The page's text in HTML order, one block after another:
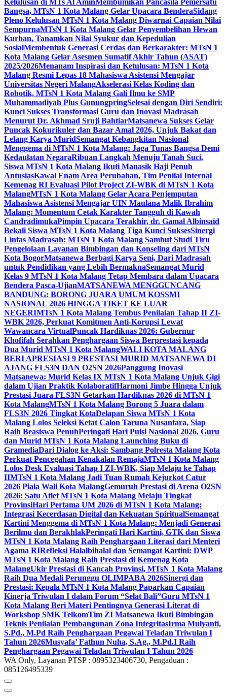
Kelulusan di MTs Al Amin Membumikan Pancasila Pemersatu
Bangsa, MTsN 1 Kota Malang Gelar Upacara BenderaSidang
Pleno Kelulusan MTsN 1 Kota Malang Diwarnai Capaian Nilai
SempurnaMTsN 1 Kota Malang Gelar Penyembelihan Hewan
Kurban, Tanamkan Nilai Syukur dan Kepedulian
SosialMembentuk Generasi Cerdas dan Berkarakter: MTsN 1
Kota Malang Gelar Asesmen Sumatif Akhir Tahun (ASAT)
2025/2026Menanam Inspirasi dan Ketulusan: MTsN 1 Kota
Malang Resmi Lepas 18 Mahasiswa Asistensi Mengajar
Universitas Negeri MalangAkselerasi Kelas Koding dan
Robotik, MTsN 1 Kota Malang Gali Ilmu ke SMP
Muhammadiyah Plus GunungpringSelesai dengan Diri Sendiri:
Kunci Sukses Transformasi Guru dan Inovasi Madrasah
Menurut Dr. Akhmad Sruji BahtiarMatsanewa Sukses Gelar
Puncak Kokurikuler dan Bazar Amal 2026, Unjuk Bakat dan
Lelang Karya MuridSemangat Kebangkitan Nasional
Menggema di MTsN 1 Kota Malang: Jaga Tunas Bangsa Demi
Kedaulatan NegaraRibuan Langkah Menuju Tanah Suci,
Siswa MTsN 1 Kota Malang Ikuti Manasik Haji Penuh
AntusiasKawal Enam Area Perubahan, Tim Penilai Internal
Kemenag RI Evaluasi Pilot Project ZI-WBK di MTsN 1 Kota
MalangMTsN 1 Kota Malang Gelar Acara Penjemputan
Mahasiswa Asistensi Mengajar UIN Maulana Malik Ibrahim
Malang: Momentum Cetak Karakter Tangguh di Kawah
CandradimukaPimpin Upacara Terakhir, dr. Gamal Albinsaid
Bekali Siswa MTsN 1 Kota Malang Tiga Kunci SuksesSinergi
Lintas Madrasah: MTsN 1 Kota Malang Sambut Studi Tiru
Pengelolaan Layanan Bimbingan dan Konseling dari MTsN
Kota BogorMatsanewa Berbagi Karya Seni, Dari Madrasah
untuk Pendidikan yang Lebih BermaknaSemangat Murid
Kelas 9 MTsN 1 Kota Malang Tetap Membara dalam Upacara
Bendera Pasca-UjianMATSANEWA MENGGUNCANG
BANDUNG: BORONG JUARA UMUM KOSSMI
NASIONAL 2026 HINGGA TIKET KE LUAR
NEGERIMTsN 1 Kota Malang Tembus Penilaian Tahap II ZI-
WBK 2026, Perkuat Komitmen Anti-Korupsi Lewat
Wawancara VirtualPuncak Hardiknas 2026: Gubernur
Khofifah Serahkan Penghargaan Siswa Berprestasi kepada
Dua Murid MTsN 1 Kota MalangWALI KOTA MALANG
BERI APRESIASI 9 PRESTASI MURID MATSANEWA DI
AJANG FLS3N DAN O2SN 2026Panggung Inovasi
Matsanewa: Murid Kelas IX MTsN 1 Kota Malang Unjuk Gigi
dalam Ujian Praktik KolaboratifHarmoni Jimbe Hingga Unjuk
Prestasi Juara FLS3N Getarkan Hardiknas 2026 di MTsN 1
Kota MalangMTsN 1 Kota Malang Borong 5 Juara dalam
FLS3N 2026 Tingkat KotaDelapan Siswa MTsN 1 Kota
Malang Lolos Seleksi Ketat Calon Taruna Nusantara, Siap
Raih Beasiswa PenuhPeringati Hari Puisi Nasional 2026, Guru
dan Murid MTsN 1 Kota Malang Launching Buku di
GramediaDari Dialog ke Aksi: Sambang Polresta Malang Kota
Perkuat Pencegahan Kenakalan RemajaMTsN 1 Kota Malang
Lolos Desk Evaluasi Tahap I ZI-WBK, Siap Melaju ke Tahap
IIMTsN 1 Kota Malang Jadi Tuan Rumah Kejurkot Catur
2026 Piala Wali Kota MalangGemuruh Prestasi di Arena O2SN
2026: Satu Atlet MTsN 1 Kota Malang Melaju Tingkat
ProvinsiHari Pertama UM 2026 di MTsN 1 Kota Malang:
Integrasi Kecerdasan Digital dan Kekuatan SpiritualSemangat
Kartini Menggema di MTsN 1 Kota Malang: Menjadi Generasi
Berilmu dan BerakhlakPeringati Hari Kartini, GTK dan Siswa
MTsN 1 Kota Malang Raih Penghargaan Literasi dari Menteri
Agama RIRefleksi Halalbihalal dan Semangat Kartini: DWP
MTsN 1 Kota Malang Raih Prestasi di Kemenag Kota
MalangUkir Prestasi di Kancah Provinsi, MTsN 1 Kota Malang
Raih Dua Medali Perunggu OLIMPABA 2026Sinergi dan
Prestasi: Kepala MTsN 1 Kota Malang Paparkan Capaian
Kinerja Triwulan I dalam Forum “Selat Bali”Guru MTsN 1
Kota Malang Beri Materi Pentingnya Generasi Literat di
Workshop SMK TelkomTim ZI Matsanewa Ikuti Bimbingan
Teknis Penilaian Pembangunan Zona IntegritasIrma Mulyanti,
S.Pd., M.Pd Raih Penghargaan Pegawai Teladan Triwulan I
Tahun 2026Musyafa’ Fathun Nuha, S.Ag., M.Pd.I Raih
Penghargaan Pegawai Teladan Triwulan I Tahun 2026
WA Only, Layanan PTSP : 0895323406730, Pengaduan :
085126495339